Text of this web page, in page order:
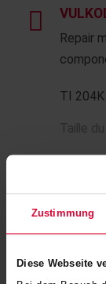
Zustimmung
Diese Webseite
Repair
TI 204K
Taille